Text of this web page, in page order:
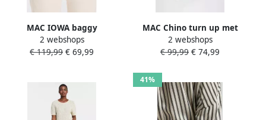
MAC IOWA baggy
regular waist regular fit
jeans crème
2 webshops
€ 119,99 € 69,99
MAC Chino turn up met
subtiele glans elegant en
sportief tegelijk
2 webshops
€ 99,99 € 74,99
41%